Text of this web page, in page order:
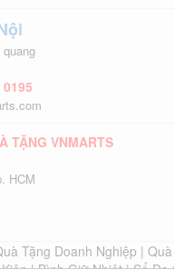
TẶNG VNMARTS
HCM
Tặng Doanh Nghiệp |